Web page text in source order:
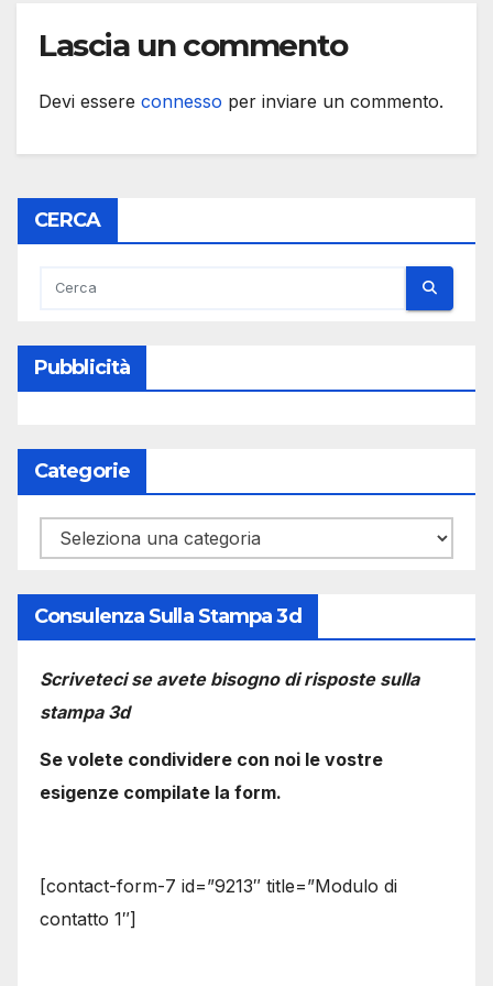
Lascia un commento
Devi essere connesso per inviare un commento.
CERCA
Pubblicità
Categorie
Categorie
Consulenza Sulla Stampa 3d
Scriveteci se avete bisogno di risposte sulla
stampa 3d
Se volete condividere con noi le vostre
esigenze compilate la form.
[contact-form-7 id=”9213″ title=”Modulo di
contatto 1″]